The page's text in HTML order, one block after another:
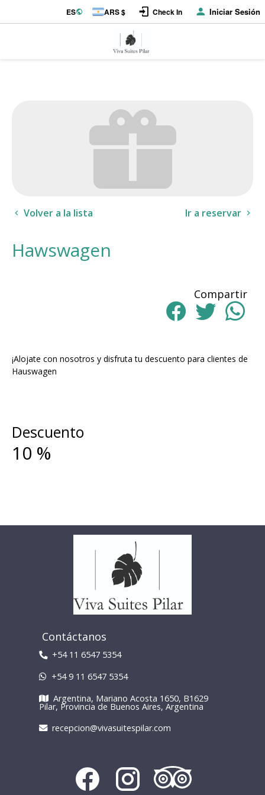
ES ARS $ Check In Iniciar Sesión
Volver a la lista Ir a reservar
Hawswagen
Compartir
¡Alojate con nosotros y disfruta tu descuento para clientes de
Hauswagen
Descuento
10 %
Contáctanos
+54 11 6547 5354
+54 9 11 6547 5354
Argentina, Mariano Acosta 1650, B1629
Pilar, Provincia de Buenos Aires, Argentina
recepcion@vivasuitespilar.com